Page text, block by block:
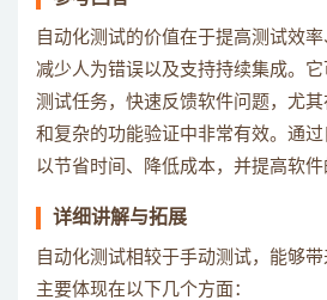
自动化测试的价值在于提高测试效率
减少人为错误以及支持持续集成。
测试任务，快速反馈软件问题，尤
和复杂的功能验证中非常有效。通过
以节省时间、降低成本，并提高软件
详细讲解与拓展
自动化测试相较于手动测试，能够带
主要体现在以下几个方面：